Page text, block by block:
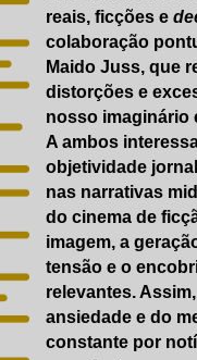
reais, ficções e
colaboração
Maido Juss, que
distorções e
nosso imaginário
A ambos
objetividade
nas narrativas
do cinema de
imagem, a
tensão e o
relevantes.
ansiedade e do
constante por